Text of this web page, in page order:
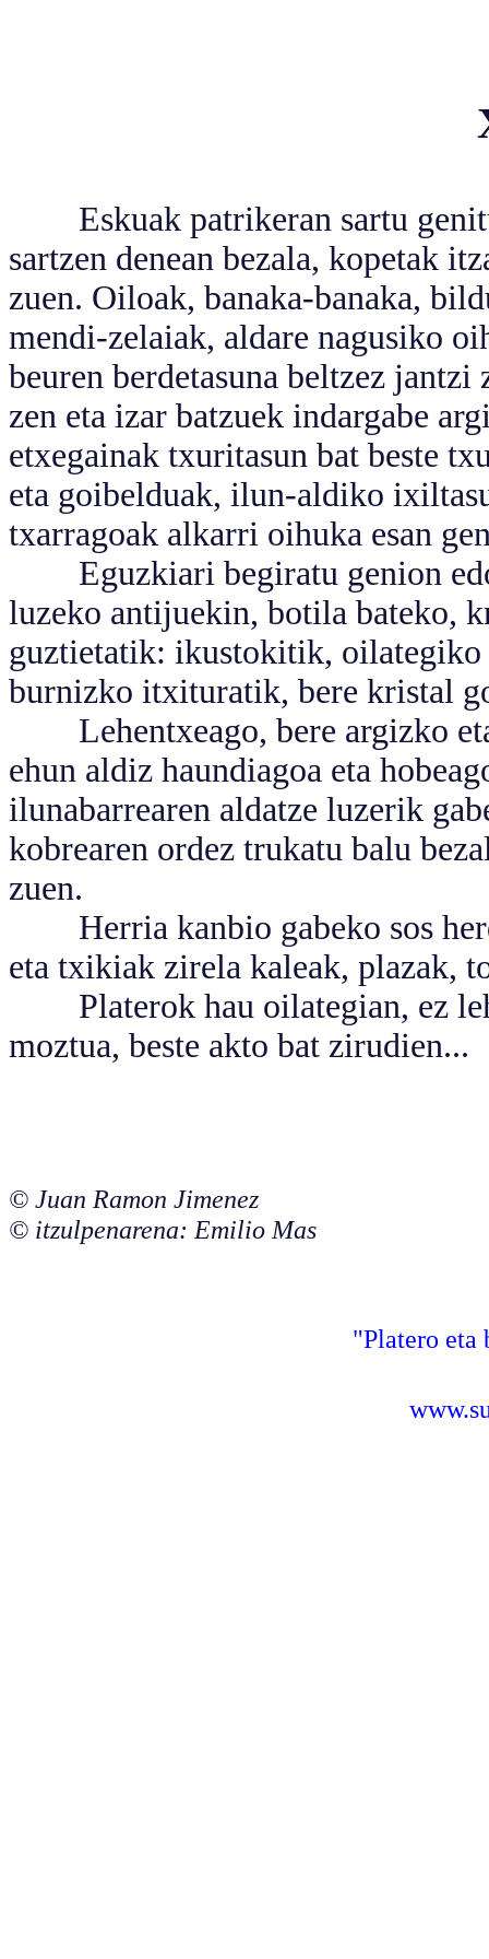
Eskuak patrikeran sartu
sartzen denean bezala, kopetak
zuen. Oiloak, banaka-banaka,
mendi-zelaiak, aldare nagusiko
beuren berdetasuna beltzez
zen eta izar batzuek indargabe
etxegainak txuritasun bat beste
eta goibelduak, ilun-aldiko
txarragoak alkarri oihuka esan
Eguzkiari begiratu genion
luzeko antijuekin, botila bateko,
guztietatik: ikustokitik,
burnizko itxituratik, bere kristal
Lehentxeago, bere argizko eta
ehun aldiz haundiagoa eta
ilunabarrearen aldatze luzerik
kobrearen ordez trukatu balu
zuen.
Herria kanbio gabeko sos
eta txikiak zirela kaleak, plazak,
Platerok hau oilategian, ez
moztua, beste akto bat zirudien...
© Juan Ramon Jimenez
© itzulpenarena: Emilio Mas
"Platero eta